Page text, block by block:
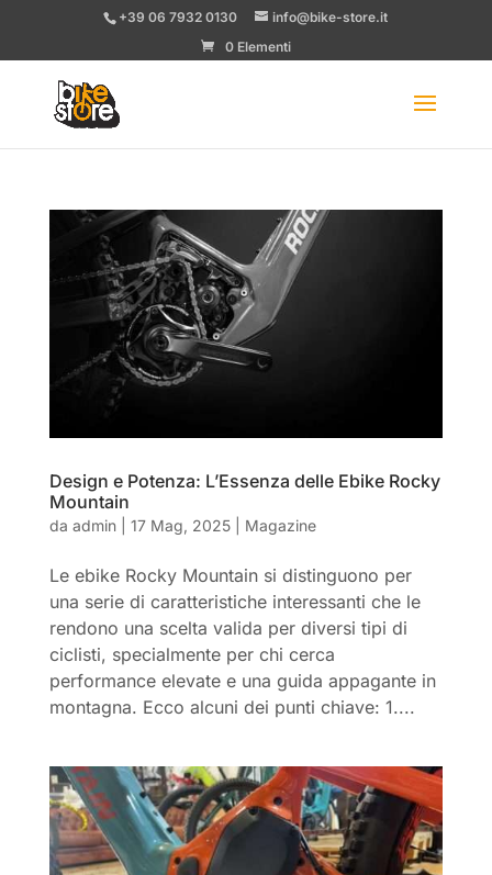
+39 06 7932 0130
info@bike-store.it
0 Elementi
Design e Potenza: L’Essenza delle Ebike Rocky
Mountain
da admin| 17 Mag, 2025| Magazine
Le ebike Rocky Mountain si distinguono per
una serie di caratteristiche interessanti che le
rendono una scelta valida per diversi tipi di
ciclisti, specialmente per chi cerca
performance elevate e una guida appagante in
montagna. Ecco alcuni dei punti chiave: 1....